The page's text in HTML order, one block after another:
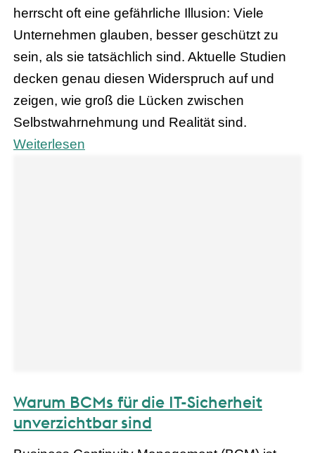
herrscht oft eine gefährliche Illusion: Viele
Unternehmen glauben, besser geschützt zu
sein, als sie tatsächlich sind. Aktuelle Studien
decken genau diesen Widerspruch auf und
zeigen, wie groß die Lücken zwischen
Selbstwahrnehmung und Realität sind.
Weiterlesen
Warum BCMs für die IT-Sicherheit
unverzichtbar sind